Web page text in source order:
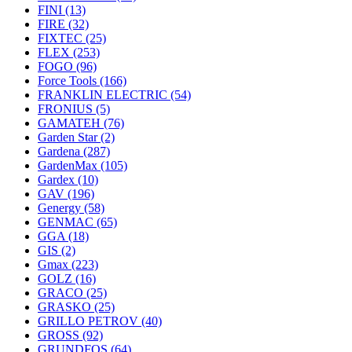
FINI (13)
FIRE (32)
FIXTEC (25)
FLEX (253)
FOGO (96)
Force Tools (166)
FRANKLIN ELECTRIC (54)
FRONIUS (5)
GAMATEH (76)
Garden Star(2)
Gardena (287)
GardenMax (105)
Gardex (10)
GAV (196)
Genergy (58)
GENMAC (65)
GGA (18)
GIS (2)
Gmax (223)
GOLZ (16)
GRACO (25)
GRASKO (25)
GRILLO PETROV (40)
GROSS (92)
GRUNDFOS (64)